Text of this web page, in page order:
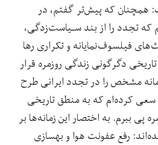
همچنان که پیش‌تر گفتم، در
تجدد را از بند سـیاست‌زدگی،
فیلسوف‌نمایانه و تکراری رها
دگرگونی زندگی روزمره قرار
مشخص را در‌ تجدد‌ ایرانی طرح
سعی کرده‌ام که به منطق تاریخی
پی ببرم. به اختصار این زمانه‌ها بر
رفع عفونت هوا و بهسازی‌